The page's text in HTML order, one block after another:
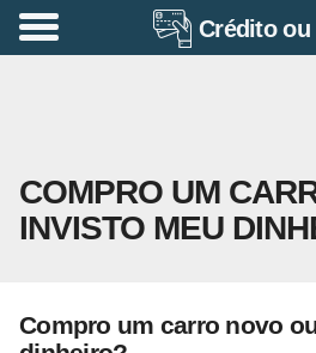
Crédito ou
COMPRO UM
INVISTO MEU
Compro um carro novo
A
e
n
d